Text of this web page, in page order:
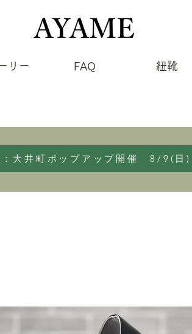
リー FAQ 紐靴
：大井町ポップアップ開催 8/9(日)